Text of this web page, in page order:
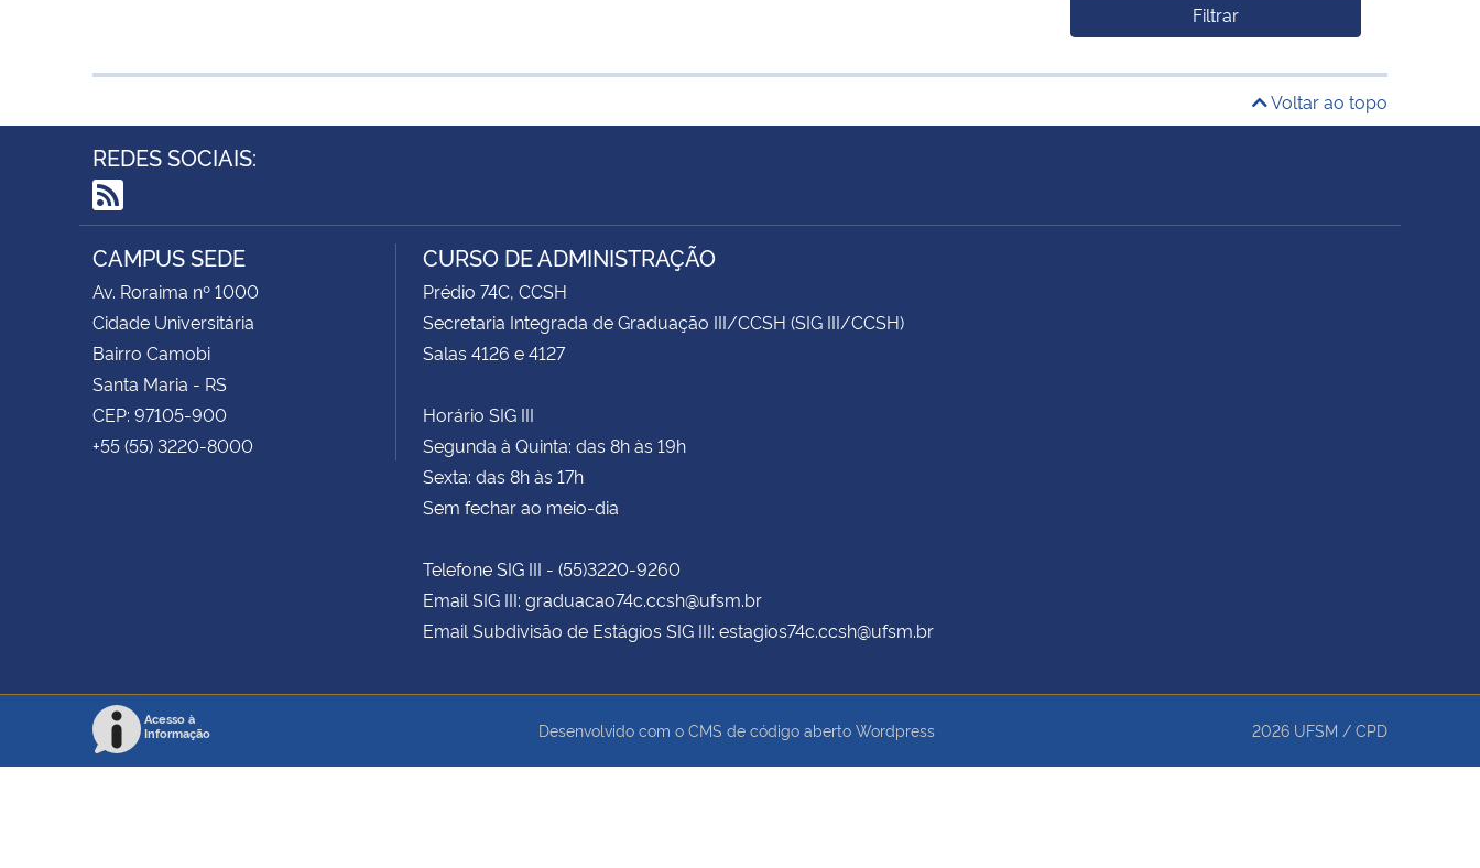
Filtrar
Voltar ao topo
REDES SOCIAIS:
RSS
CAMPUS SEDE
Av. Roraima nº 1000
Cidade Universitária
Bairro Camobi
Santa Maria - RS
CEP: 97105-900
+55 (55) 3220-8000
CURSO DE ADMINISTRAÇÃO
Prédio 74C, CCSH
Secretaria Integrada de Graduação III/CCSH (SIG III/CCSH)
Salas 4126 e 4127
Horário SIG III
Segunda à Quinta: das 8h às 19h
Sexta: das 8h às 17h
Sem fechar ao meio-dia
Telefone SIG III - (55)3220-9260
Email SIG III: graduacao74c.ccsh@ufsm.br
Email Subdivisão de Estágios SIG III: estagios74c.ccsh@ufsm.br
Acesso à
Informação
Desenvolvido com o CMS de código aberto Wordpress 2026 UFSM / CPD